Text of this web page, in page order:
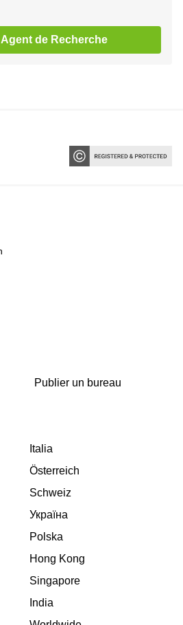
de Recherche
Publier un bureau
Italia
Österreich
Schweiz
Україна
Polska
Hong Kong
Singapore
India